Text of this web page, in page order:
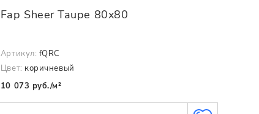
Fap Sheer Taupe 80x80
Артикул: fQRC
Цвет: коричневый
10 073 руб./м²